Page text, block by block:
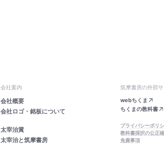
会社案内
会社概要
会社ロゴ・銘板について
太宰治賞
太宰治と筑摩書房
筑摩書房の外部
webちくま
ちくまの教科書
プライバシーポリ
教科書採択の公正
免責事項